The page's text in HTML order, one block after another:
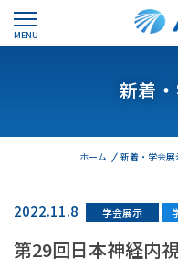
MENU
新着
ホーム 新着・学会
2022.11.8 学会展示
第29回日本神経内